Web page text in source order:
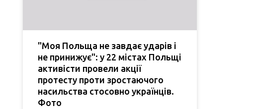
"Моя Польща не завдає ударів і
не принижує": у 22 містах Польщі
активісти провели акції
протесту проти зростаючого
насильства стосовно українців.
Фото